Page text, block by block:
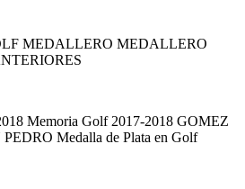
MEDALLERO MEDALLERO
Memoria Golf 2017-2018 GOMEZ
Medalla de Plata en Golf